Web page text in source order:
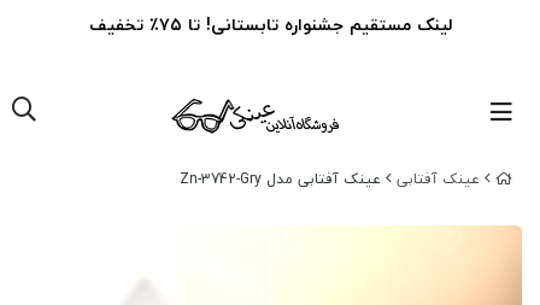
عینک‌ آفتابی عینک آفتابی مدل Zn-3742-Gry
لینک مستقیم جشنواره تابستانی! تا ۷۵٪ تخفیف